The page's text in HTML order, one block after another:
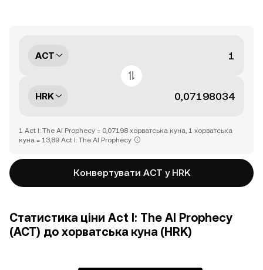
ACT
HRK
1 Act I: The AI Prophecy = 0,07198 хорватська куна, 1 хорватська
куна = 13,89 Act I: The AI Prophecy
Конвертувати ACT у HRK
Статистика ціни Act I: The AI Prophecy
(ACT) до хорватська куна (HRK)